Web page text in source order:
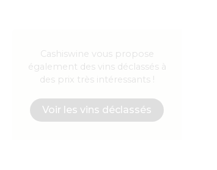
Cashiswine vous propose
également des vins déclassés à
des prix très intéressants !
Voir les vins déclassés